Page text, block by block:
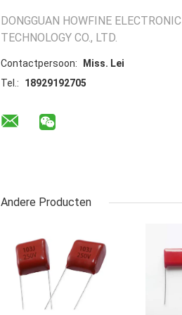
DONGGUAN HOWFINE ELECTRONIC
TECHNOLOGY CO., LTD.
Contactpersoon:
Miss. Lei
Tel.:
18929192705
Andere Producten